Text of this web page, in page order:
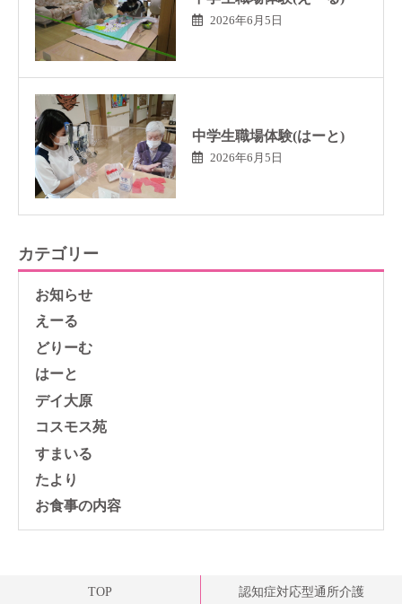
2026年6月5日
中学生職場体験(はーと)
2026年6月5日
カテゴリー
お知らせ
えーる
どりーむ
はーと
デイ大原
コスモス苑
すまいる
たより
お食事の内容
TOP 認知症対応型通所介護